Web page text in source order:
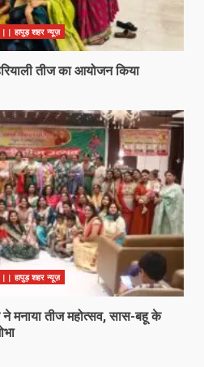
हापुड़ शहर न्यूज़
तीज का आयोजन किया
हापुड़ शहर न्यूज़
ने मनाया तीज महोत्सव, सास-बहू के